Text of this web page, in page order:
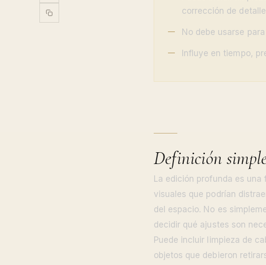
corrección de
No debe usarse
Influye en tiempo,
Definición
La edición profunda es
visuales que podrían
del espacio. No es
decidir qué ajustes son
Puede incluir limpieza de
objetos que debieron